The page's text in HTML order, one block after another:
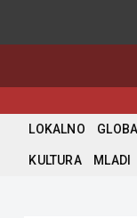
LOKALNO
KULTURA MLADI